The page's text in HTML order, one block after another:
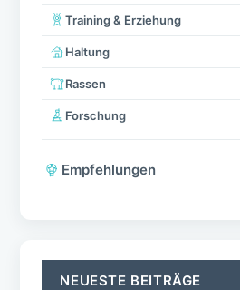
Training & Erziehung
Haltung
Rassen
Forschung
Empfehlungen
NEUESTE BEITRÄGE